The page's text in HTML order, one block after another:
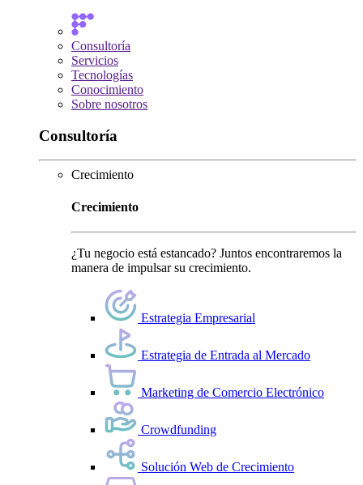
Consultoría
Servicios
Tecnologías
Conocimiento
Sobre nosotros
Consultoría
Crecimiento
Crecimiento
¿Tu negocio está estancado? Juntos encontraremos la
manera de impulsar su crecimiento.
Estrategia Empresarial
Estrategia de Entrada al Mercado
Marketing de Comercio Electrónico
Crowdfunding
Solución Web de Crecimiento